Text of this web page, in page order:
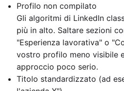
Profilo non compilato
Gli algoritmi di LinkedIn
più in alto. Saltare sezioni
"Esperienza lavorativa" o
vostro profilo meno visibile
approccio poco serio.
Titolo standardizzato (ad